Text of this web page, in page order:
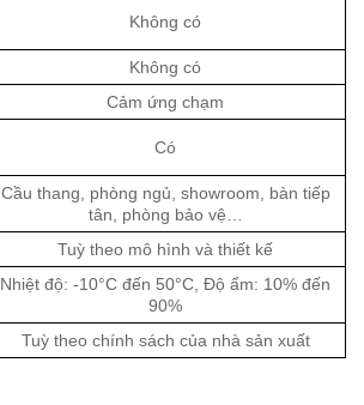
Không có
Không có
Cảm ứng chạm
Có
Cầu thang, phòng ngủ, showroom, bàn tiếp
tân, phòng bảo vệ…
Tuỳ theo mô hình và thiết kế
Nhiệt độ: -10°C đến 50°C, Độ ẩm: 10% đến
90%
Tuỳ theo chính sách của nhà sản xuất